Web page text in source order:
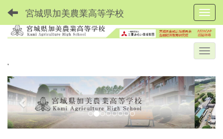
宮城県加美農業高等学校
'
r
e
v
n
e
x
t